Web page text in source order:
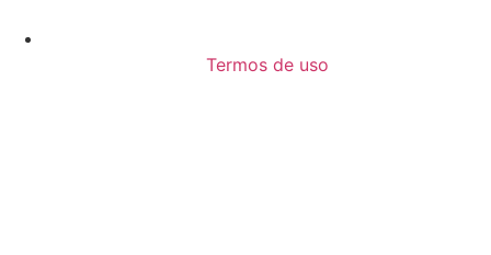
Termos de uso